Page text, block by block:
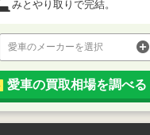
みとやり取りで完結。
愛車のメーカーを選択
愛車の買取相場を調べる